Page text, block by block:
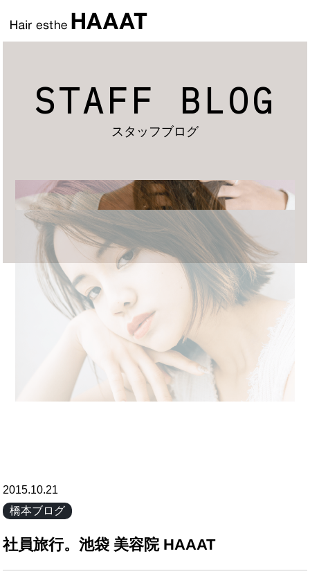
STAFF BLOG
スタッフブログ
2015.10.21
橋本ブログ
社員旅行。池袋 美容院 HAAAT